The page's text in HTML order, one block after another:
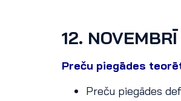
12. NOVEMBRĪ
Preču piegādes
Preču piegādes